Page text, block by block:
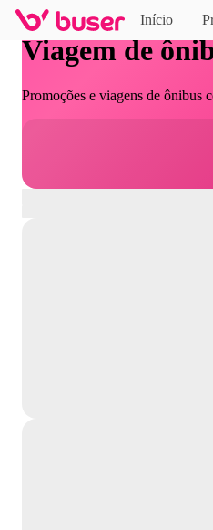
Início
Viagem de
Promoções e viagens de ônibus